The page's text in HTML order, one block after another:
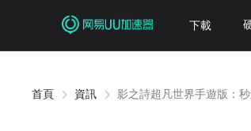
下載
首頁 資訊 影之詩超凡世界手遊版：